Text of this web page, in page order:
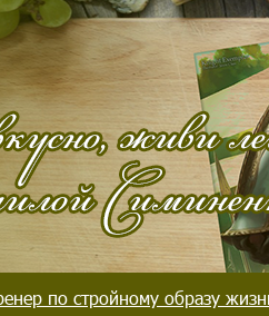
по стройному образу